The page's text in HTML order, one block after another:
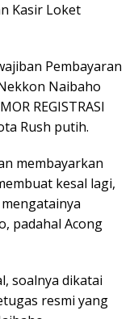
Kasir Loket
Pembayaran
Naibaho
REGISTRASI
Rush putih.
membayarkan
kesal lagi,
padahal Acong
soalnya dikatai
resmi yang